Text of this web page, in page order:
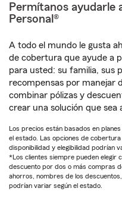
Permítanos ayudarle
Personal®
A todo el mundo le gusta
de cobertura que ayude a
para usted: su familia, sus
recompensas por manejar
combinar pólizas y
crear una solución que sea
Los precios están basados en
el estado. Las opciones de
disponibilidad y elegibilidad podrían
*Los clientes siempre pueden elegir
descuento por dos o más compras
ahorros, nombres de los
podrían variar según el estado.